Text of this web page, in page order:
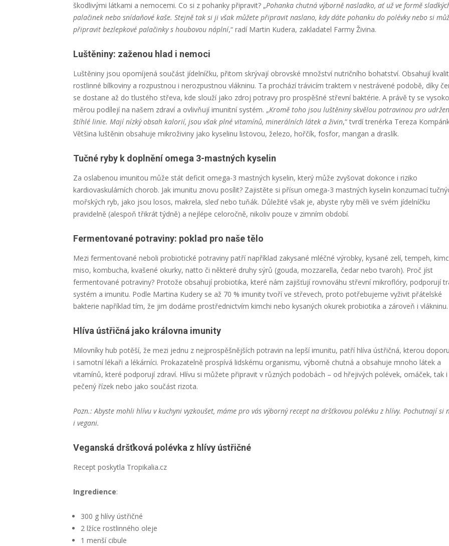
škodlivými látkami a nemocemi. Co si z pohanky připravit? „Pohanka chutná výborně nasladko, ať už ve formě
palačinek nebo snídaňové kaše. Stejně tak si ji však můžete připravit naslano, kdy dáte pohanku do polévky nebo si
připravit bezlepkové palačinky s houbovou náplní,“ radí Martin Kudera, zakladatel Farmy Živina.
Luštěniny: zaženou hlad i nemoci
Luštěniny jsou opomíjená součást jídelníčku, přitom skrývají obrovské množství nutričního bohatství. Obsahují
rostlinné bílkoviny a rozpustnou i nerozpustnou vlákninu. Ta prochází trávicím traktem v nestrávené podobě, díky
se dostane až do tlustého střeva, kde slouží jako zdroj potravy pro prospěšné střevní baktérie. A právě ty se
měrou podílejí na našem zdraví a ovlivňují imunitní systém. „Kromě toho jsou luštěniny skvělou potravinou pro
štíhlé linie. Mají nízký obsah kalorií, jsou však plné vitamínů, minerálních látek a živin,“ tvrdí trenérka Tereza
Většina luštěnin obsahuje mikroživiny jako kyselinu listovou, železo, hořčík, fosfor, mangan a draslík.
Tučné ryby k doplnění omega 3-mastných kyselin
Za oslabenou imunitou může stát deficit omega-3 mastných kyselin, který může zvyšovat dokonce i riziko
kardiovaskulárních chorob. Jak imunitu znovu posílit? Zajistěte si přísun omega-3 mastných kyselin konzumací
mořských ryb, jako jsou losos, makrela, sleď nebo tuňák. Důležité však je, abyste ryby měli ve svém jídelníčku
pravidelně (alespoň třikrát týdně) a nejlépe celoročně, nikoliv pouze v zimním období.
Fermentované potraviny: poklad pro naše tělo
Mezi fermentované neboli probiotické potraviny patří například zakysané mléčné výrobky, kysané zelí, tempeh,
miso, kombucha, kvašené okurky, natto či některé druhy sýrů (gouda, mozzarella, čedar nebo tvaroh). Proč jíst
fermentované potraviny? Protože obsahují probiotika, které nám zajišťují rovnováhu střevní mikroflóry, podporují
systém a imunitu. Podle Martina Kudery se až 70 % imunity tvoří ve střevech, proto potřebujeme vyživit přátelské
bakterie například tím, že jim dodáme prostřednictvím kimchi nebo kysaných okurek probiotika a zároveň i vlákninu.
Hlíva ústřičná jako královna imunity
Milovníky hub potěší, že mezi jednu z nejprospěšnějších potravin na lepší imunitu, patří hlíva ústřičná, kterou
i samotní lékaři a lékárníci. Prokazatelně prospívá lidskému organismu, výborně chutná a obsahuje mnoho látek a
vitamínů, které podporují zdraví. Hlívu si můžete připravit v různých podobách – od hřejivých polévek, omáček, tak
pečený řízek nebo jako součást rizota.
Pozn.: Abyste mohli hlívu v kuchyni vyzkoušet, máme pro vás výborný recept na dršťkovou polévku z hlívy. Pochutnají si
i vegani.
Veganská dršťková polévka z hlívy ústřičné
Recept poskytla Tropikalia.cz
Ingredience:
300 g hlívy ústřičné
2 lžíce rostlinného oleje
1 menší cibule